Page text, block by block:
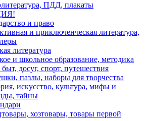
ПДД, плакаты
и право
и приключенческая литература,
литература
и школьное образование, методика
досуг, спорт, путешествия
пазлы, наборы для творчества
искусство, культура, мифы и
тайны
хозтовары, товары первой